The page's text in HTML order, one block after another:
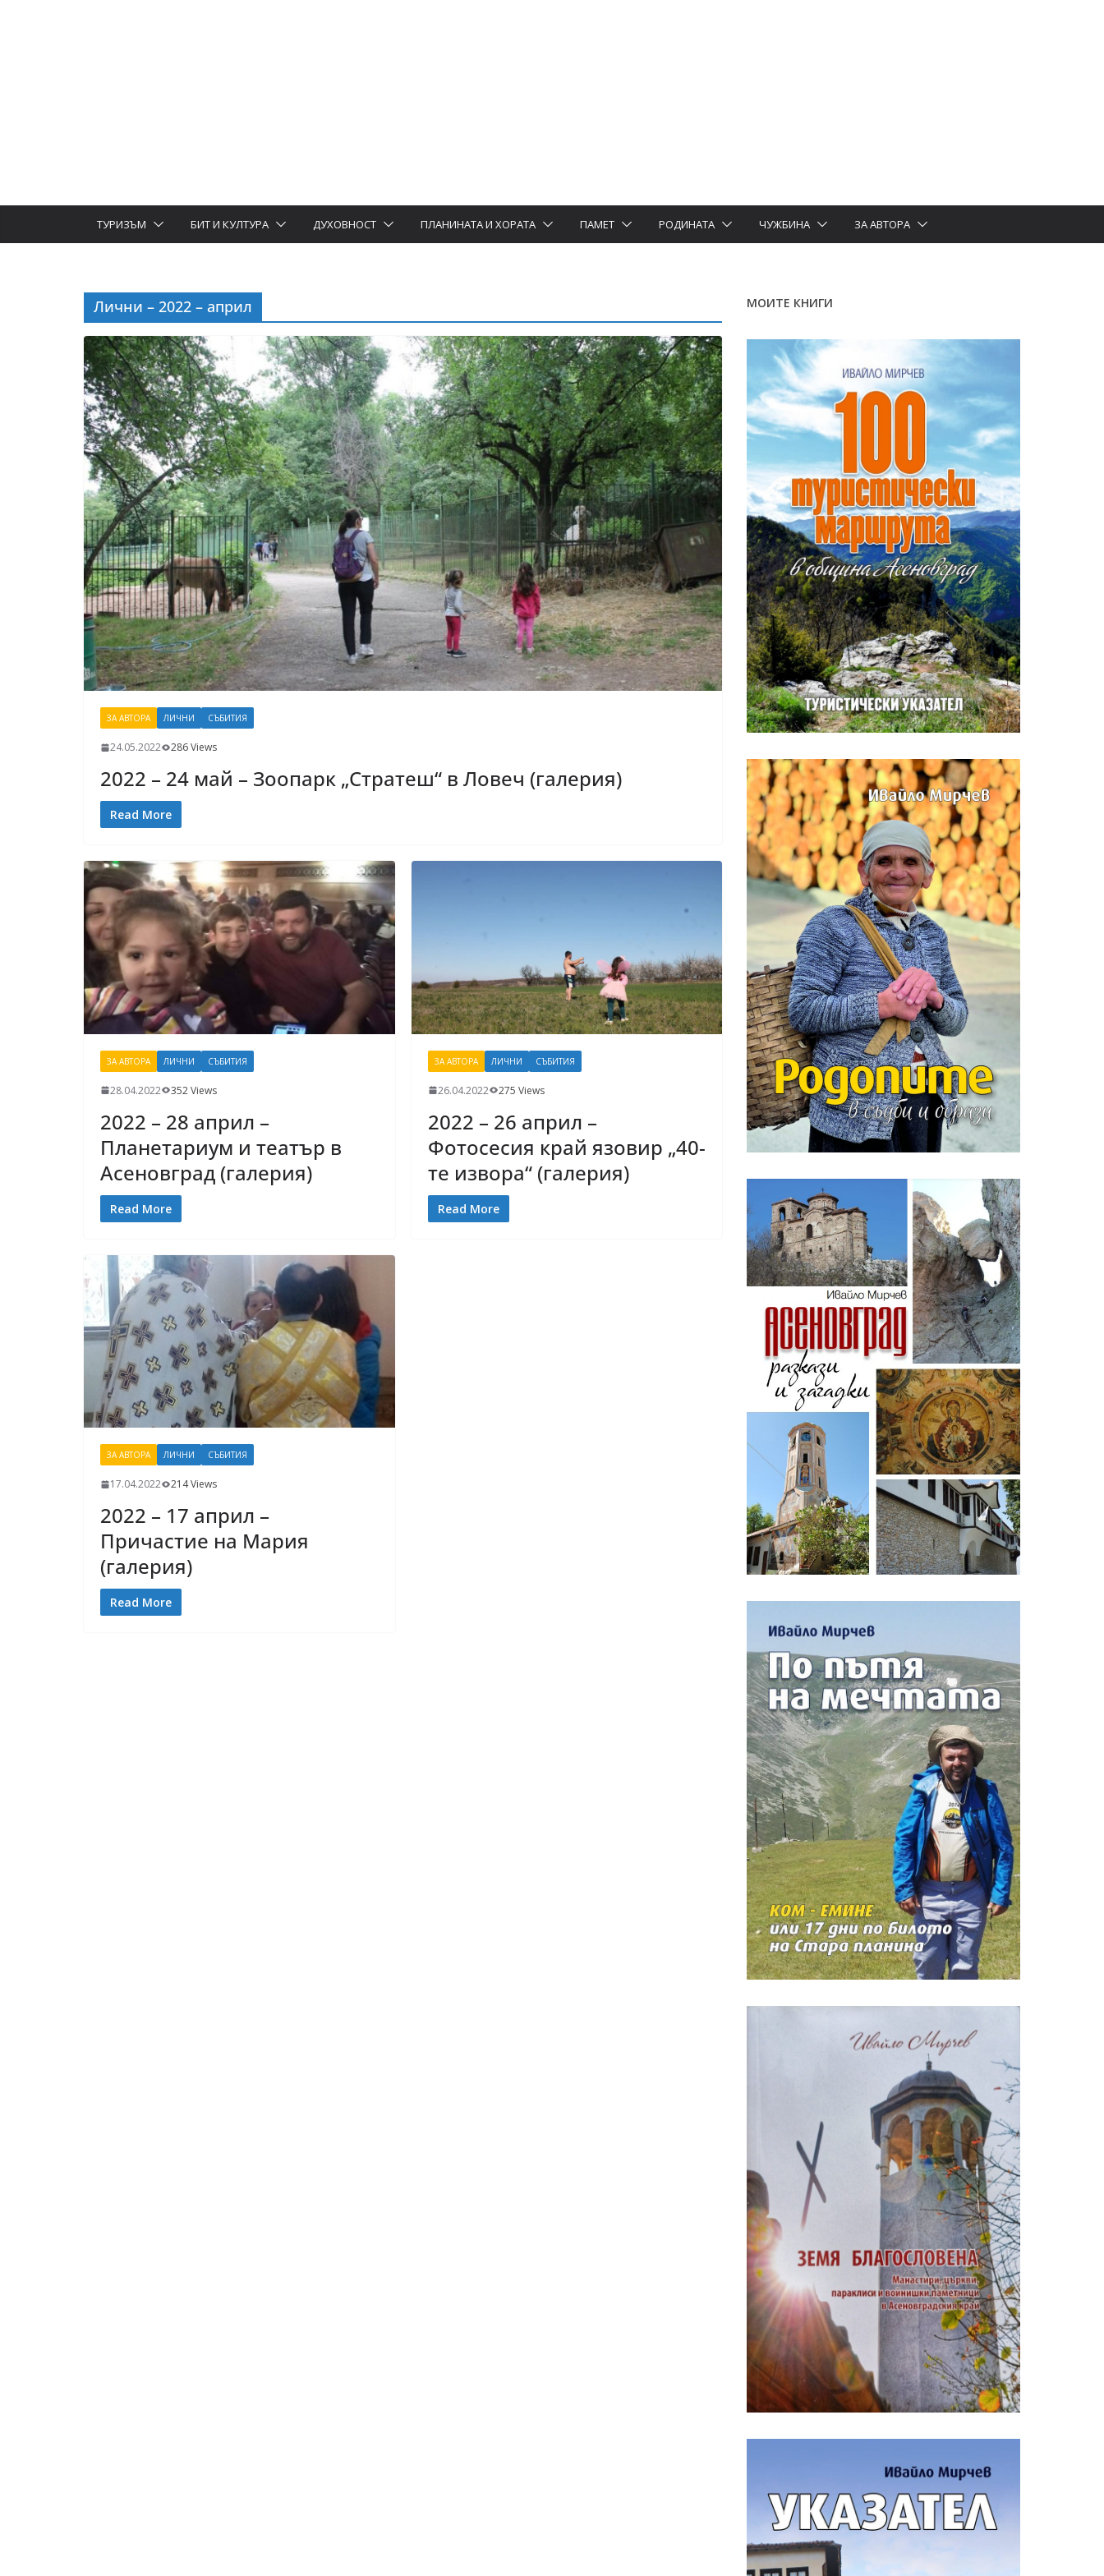
ТУРИЗЪМ БИТ И КУЛТУРА ДУХОВНОСТ ПЛАНИНАТА И ХОРАТА ПАМЕТ РОДИНАТА ЧУЖБИНА ЗА АВТОРА
Лични – 2022 – април
ЗА АВТОРА ЛИЧНИ СЪБИТИЯ
24.05.2022 286 Views
2022 – 24 май – Зоопарк „Стратеш“ в Ловеч (галерия)
Read More
ЗА АВТОРА ЛИЧНИ СЪБИТИЯ
28.04.2022 352 Views
2022 – 28 април –
Планетариум и театър в
Асеновград (галерия)
Read More
ЗА АВТОРА ЛИЧНИ СЪБИТИЯ
26.04.2022 275 Views
2022 – 26 април –
Фотосесия край язовир „40-
те извора“ (галерия)
Read More
ЗА АВТОРА ЛИЧНИ СЪБИТИЯ
17.04.2022 214 Views
2022 – 17 април –
Причастие на Мария
(галерия)
Read More
МОИТЕ КНИГИ